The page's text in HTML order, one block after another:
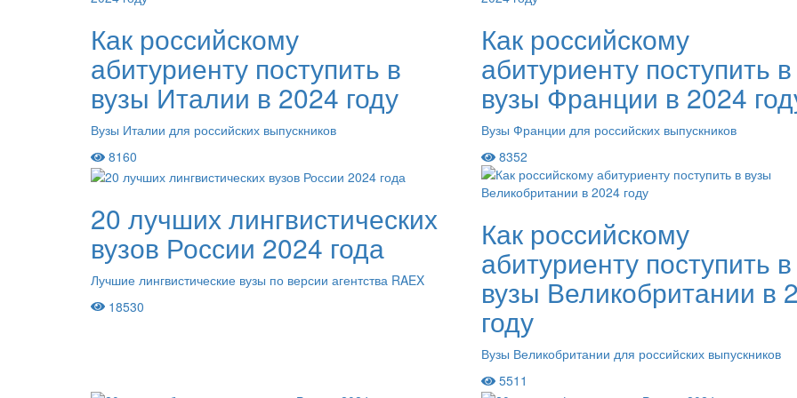
Как российскому
абитуриенту поступить в
вузы Италии в 2024 году
Вузы Италии для российских выпускников
8160
Как российскому
абитуриенту поступить в
вузы Франции в 2024
Вузы Франции для российских выпускников
8352
20 лучших лингвистических
вузов России 2024 года
Лучшие лингвистические вузы по версии агентства RAEX
18530
Как российскому
абитуриенту поступить в
вузы Великобритании в
году
Вузы Великобритании для российских выпускников
5511